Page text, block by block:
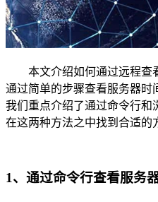
本文介绍如何通过远程查
通过简单的步骤查看服务器时
我们重点介绍了通过命令行和
在这两种方法之中找到合适的
1、通过命令行查看服务